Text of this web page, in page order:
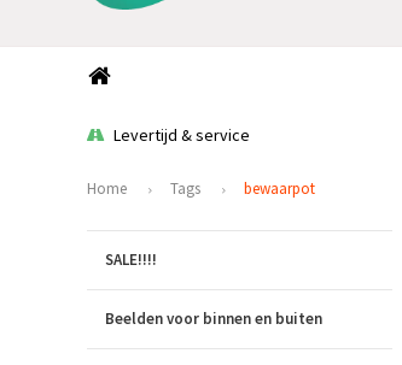
Levertijd & service
Home Tags bewaarpot
SALE!!!!
Beelden voor binnen en buiten